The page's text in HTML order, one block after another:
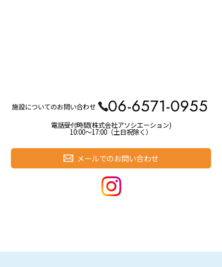
施設についてのお問い合わせ 06-6571-0955
電話受付時間(株式会社アソシエーション)
10:00～17:00（土日祝除く）
メールでのお問い合わせ